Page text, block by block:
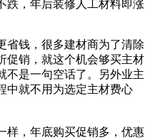
跌，年后装修人工材料即涨
省钱，很多建材商为了清除
促销，就这个机会够买主材
不是一句空话了。另外业主
中就不用为选定主材费心
样，年底购买促销多，优惠